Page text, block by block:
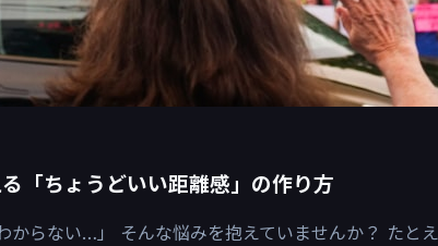
「ちょうどいい距離感」の作り方
らない…」 そんな悩みを抱えていませんか？ たと